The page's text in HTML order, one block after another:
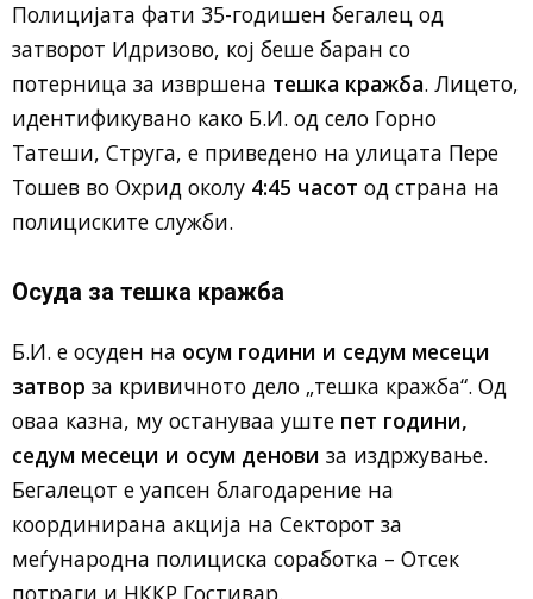
Полицијата фати 35-годишен бегалец од
затворот Идризово, кој беше баран со
потерница за извршена тешка кражба. Лицето,
идентификувано како Б.И. од село Горно
Татеши, Струга, е приведено на улицата Пере
Тошев во Охрид околу 4:45 часот од страна на
полициските служби.
Осуда за тешка кражба
Б.И. е осуден на осум години и седум месеци
затвор за кривичното дело „тешка кражба“. Од
оваа казна, му остануваа уште пет години,
седум месеци и осум денови за издржување.
Бегалецот е уапсен благодарение на
координирана акција на Секторот за
меѓународна полициска соработка – Отсек